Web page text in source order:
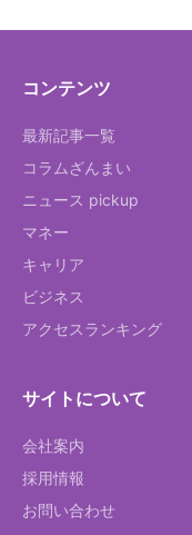
コンテンツ
最新記事一覧
コラムざんまい
ニュース pickup
マネー
キャリア
ビジネス
アクセスランキング
サイトについて
会社案内
採用情報
お問い合わせ